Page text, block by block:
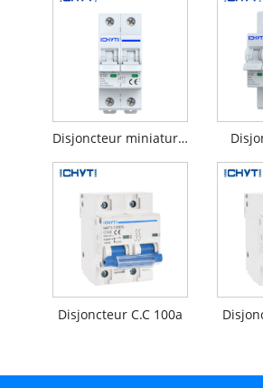
Disjoncteur miniature CC
Disjoncteur C.C 100a